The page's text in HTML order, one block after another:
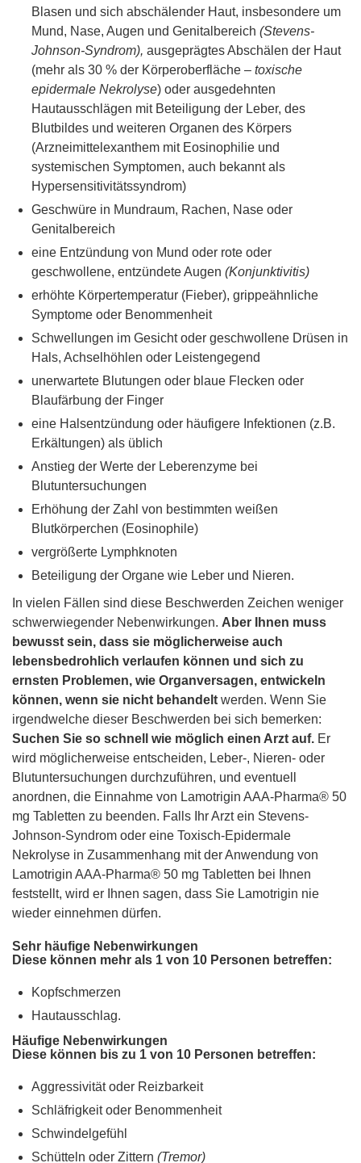
Blasen und sich abschälender Haut, insbesondere um
Mund, Nase, Augen und Genitalbereich (Stevens-
Johnson-Syndrom), ausgeprägtes Abschälen der Haut
(mehr als 30 % der Körperoberfläche – toxische
epidermale Nekrolyse) oder ausgedehnten
Hautausschlägen mit Beteiligung der Leber, des
Blutbildes und weiteren Organen des Körpers
(Arzneimittelexanthem mit Eosinophilie und
systemischen Symptomen, auch bekannt als
Hypersensitivitätssyndrom)
Geschwüre in Mundraum, Rachen, Nase oder
Genitalbereich
eine Entzündung von Mund oder rote oder
geschwollene, entzündete Augen (Konjunktivitis)
erhöhte Körpertemperatur (Fieber), grippeähnliche
Symptome oder Benommenheit
Schwellungen im Gesicht oder geschwollene Drüsen in
Hals, Achselhöhlen oder Leistengegend
unerwartete Blutungen oder blaue Flecken oder
Blaufärbung der Finger
eine Halsentzündung oder häufigere Infektionen (z.B.
Erkältungen) als üblich
Anstieg der Werte der Leberenzyme bei
Blutuntersuchungen
Erhöhung der Zahl von bestimmten weißen
Blutkörperchen (Eosinophile)
vergrößerte Lymphknoten
Beteiligung der Organe wie Leber und Nieren.
In vielen Fällen sind diese Beschwerden Zeichen weniger
schwerwiegender Nebenwirkungen. Aber Ihnen muss
bewusst sein, dass sie möglicherweise auch
lebensbedrohlich verlaufen können und sich zu
ernsten Problemen, wie Organversagen, entwickeln
können, wenn sie nicht behandelt werden. Wenn Sie
irgendwelche dieser Beschwerden bei sich bemerken:
Suchen Sie so schnell wie möglich einen Arzt auf. Er
wird möglicherweise entscheiden, Leber-, Nieren- oder
Blutuntersuchungen durchzuführen, und eventuell
anordnen, die Einnahme von Lamotrigin AAA-Pharma® 50
mg Tabletten zu beenden. Falls Ihr Arzt ein Stevens-
Johnson-Syndrom oder eine Toxisch-Epidermale
Nekrolyse in Zusammenhang mit der Anwendung von
Lamotrigin AAA-Pharma® 50 mg Tabletten bei Ihnen
feststellt, wird er Ihnen sagen, dass Sie Lamotrigin nie
wieder einnehmen dürfen.
Sehr häufige Nebenwirkungen
Diese können mehr als 1 von 10 Personen betreffen:
Kopfschmerzen
Hautausschlag.
Häufige Nebenwirkungen
Diese können bis zu 1 von 10 Personen betreffen:
Aggressivität oder Reizbarkeit
Schläfrigkeit oder Benommenheit
Schwindelgefühl
Schütteln oder Zittern (Tremor)